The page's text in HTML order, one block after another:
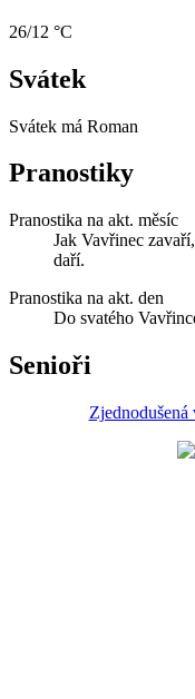
26/12 °C
Svátek
Svátek má Roman
Pranostiky
Pranostika na akt. měsíc
Jak Vavřinec
daří.
Pranostika na akt. den
Do svatého
Senioři
Zjednodušená